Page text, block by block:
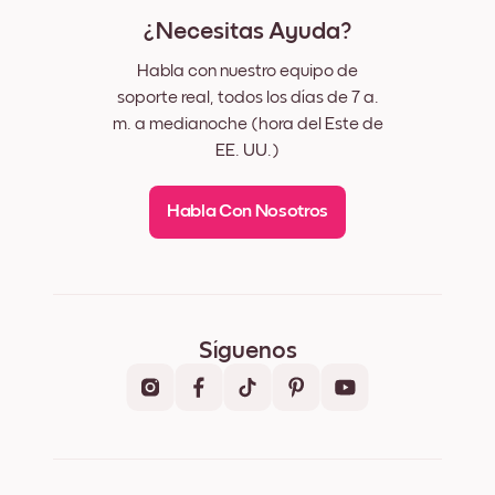
¿Necesitas Ayuda?
Habla con nuestro equipo de
soporte real, todos los días de 7 a.
m. a medianoche (hora del Este de
EE. UU.)
Habla Con Nosotros
Síguenos